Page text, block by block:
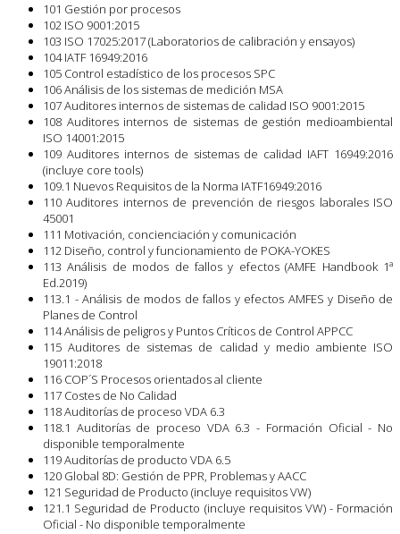
101 Gestión por procesos
102 ISO 9001:2015
103 ISO 17025:2017 (Laboratorios de calibración y ensayos)
104 IATF 16949:2016
105 Control estadístico de los procesos SPC
106 Análisis de los sistemas de medición MSA
107 Auditores internos de sistemas de calidad ISO 9001:2015
108 Auditores internos de sistemas de gestión medioambiental
ISO 14001:2015
109 Auditores internos de sistemas de calidad IAFT 16949:2016
(incluye core tools)
109.1 Nuevos Requisitos de la Norma IATF16949:2016
110 Auditores internos de prevención de riesgos laborales ISO
45001
111 Motivación, concienciación y comunicación
112 Diseño, control y funcionamiento de POKA-YOKES
113 Análisis de modos de fallos y efectos (AMFE Handbook 1ª
Ed.2019)
113.1 - Análisis de modos de fallos y efectos AMFES y Diseño de
Planes de Control
114 Análisis de peligros y Puntos Críticos de Control APPCC
115 Auditores de sistemas de calidad y medio ambiente ISO
19011:2018
116 COP´S Procesos orientados al cliente
117 Costes de No Calidad
118 Auditorías de proceso VDA 6.3
118.1 Auditorías de proceso VDA 6.3 - Formación Oficial - No
disponible temporalmente
119 Auditorías de producto VDA 6.5
120 Global 8D: Gestión de PPR, Problemas y AACC
121 Seguridad de Producto (incluye requisitos VW)
121.1 Seguridad de Producto (incluye requisitos VW) - Formación
Oficial - No disponible temporalmente